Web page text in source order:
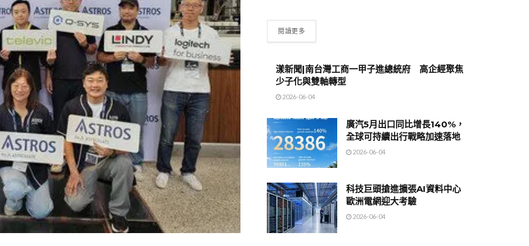
閱讀更多
漾新聞|南台灣工商一甲子進總統府 高企經聚焦
少子化與雙軸轉型
2026-06-04
廣汽5月出口同比增長140%，
全球可持續出行戰略加速落地
2026-06-04
科技巨頭搶進擴張AI資料中心
歐洲電網迎大考驗
2026-06-04